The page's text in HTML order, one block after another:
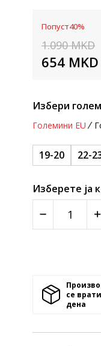
Попуст40%
1.090 MKD
654 MKD
Избери
Големини EU
19-20 22-
Изберете ја
се
денa